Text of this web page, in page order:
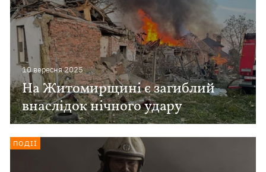
10 вересня 2025
На Житомирщині є загиблий
внаслідок нічного удару
ПОДІЇ